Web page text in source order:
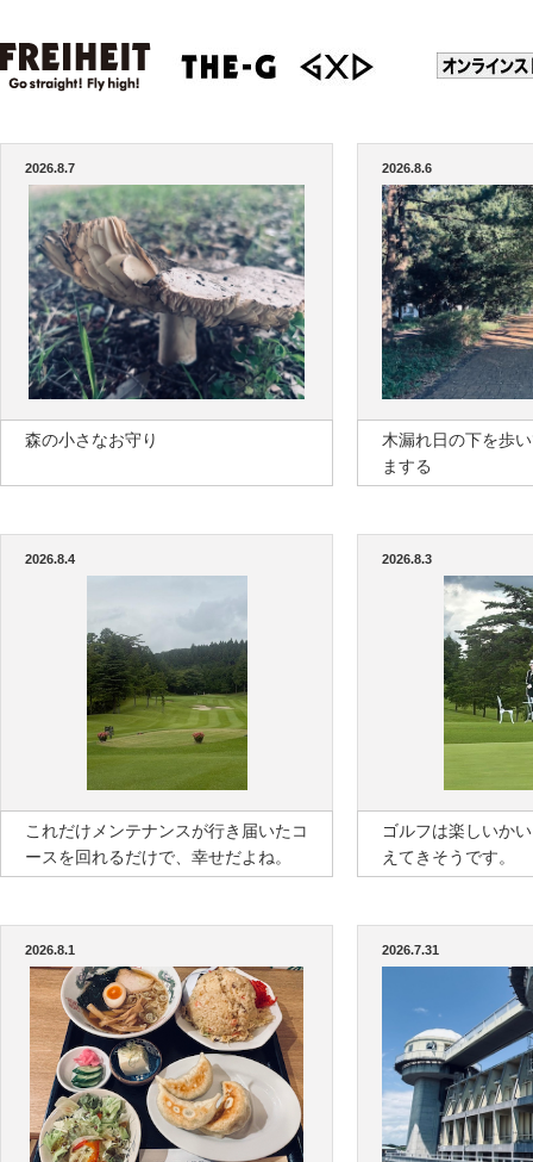
2026.8.7
森の小さなお守り
2026.8.6
木漏れ日の下を歩
まする
2026.8.4
これだけメンテナンスが行き届いたコ
ースを回れるだけで、幸せだよね。
2026.8.3
ゴルフは楽しいか
えてきそうです。
2026.8.1 2026.7.31